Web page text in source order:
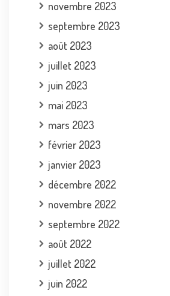
novembre 2023
septembre 2023
août 2023
juillet 2023
juin 2023
mai 2023
mars 2023
février 2023
janvier 2023
décembre 2022
novembre 2022
septembre 2022
août 2022
juillet 2022
juin 2022